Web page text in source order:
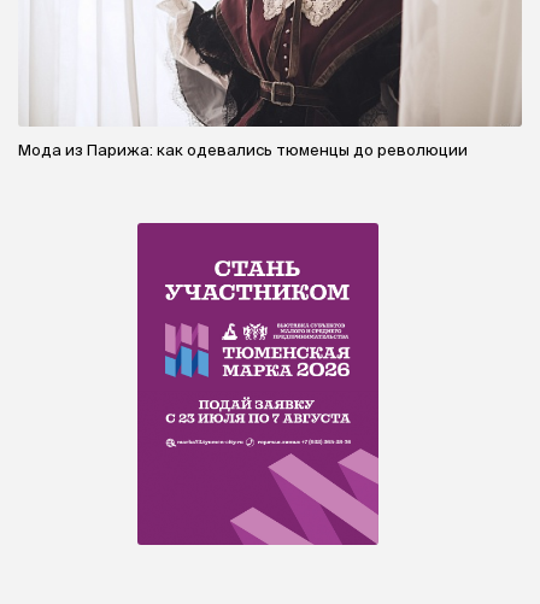
Мода из Парижа: как одевались тюменцы до революции